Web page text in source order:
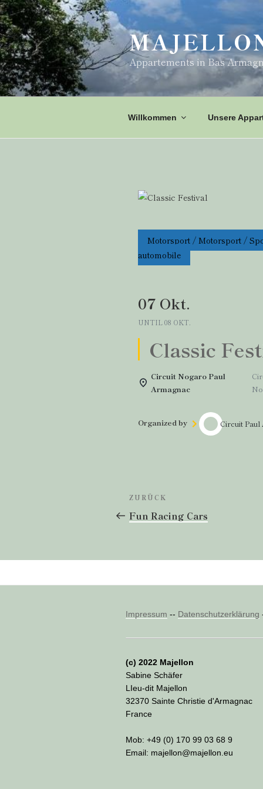
Zum
Inhalt
springen
Appartements in Bas
Willkommen Unsere
Motorsport / Motorsport /
automobile
07 Okt.
UNTIL08 OKT.
Classic
Circuit Nogaro Paul
Armagnac
Organized by Circuit
Beitragsnavigation
Vorheriger
Beitrag
ZURÜCK
Fun Racing Cars
Impressum -- Datenschutzerklärung
(c) 2022 Majellon
Sabine Schäfer
LIeu-dit Majellon
32370 Sainte Christie d'Armagnac
France
Mob: +49 (0) 170 99 03 68 9
Email: majellon@majellon.eu